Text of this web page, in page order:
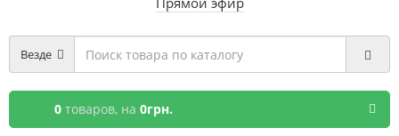
Везде
0 товаров, на 0грн.